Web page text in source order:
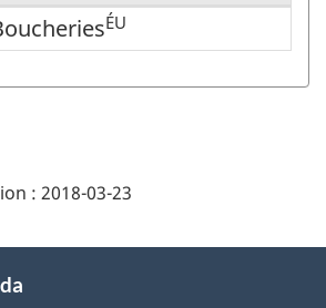
ÉU
: 2018-03-23